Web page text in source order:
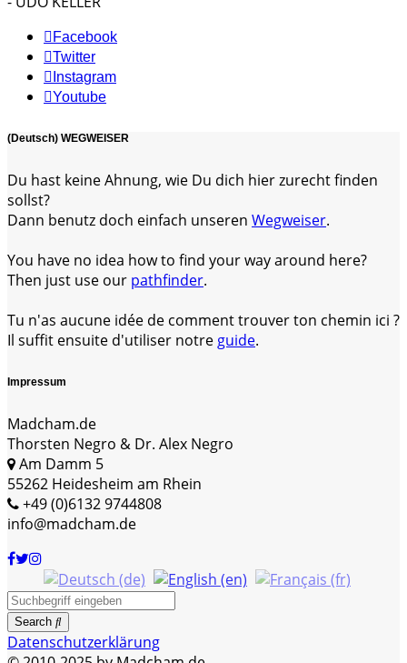
Facebook
Twitter
Instagram
Youtube
(Deutsch) WEGWEISER
Du hast keine Ahnung, wie Du dich hier zurecht finden
sollst?
Dann benutz doch einfach unseren Wegweiser.
You have no idea how to find your way around here?
Then just use our pathfinder.
Tu n'as aucune idée de comment trouver ton chemin ici ?
Il suffit ensuite d'utiliser notre guide.
Impressum
Madcham.de
Thorsten Negro & Dr. Alex Negro
Am Damm 5
55262 Heidesheim am Rhein
+49 (0)6132 9744808
info@madcham.de
Search
Datenschutzerklärung